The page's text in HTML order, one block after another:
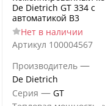
De Dietrich GT 334 с
автоматикой B3
Нет в наличии
Артикул 100004567
Производитель —
De Dietrich
Серия — GT